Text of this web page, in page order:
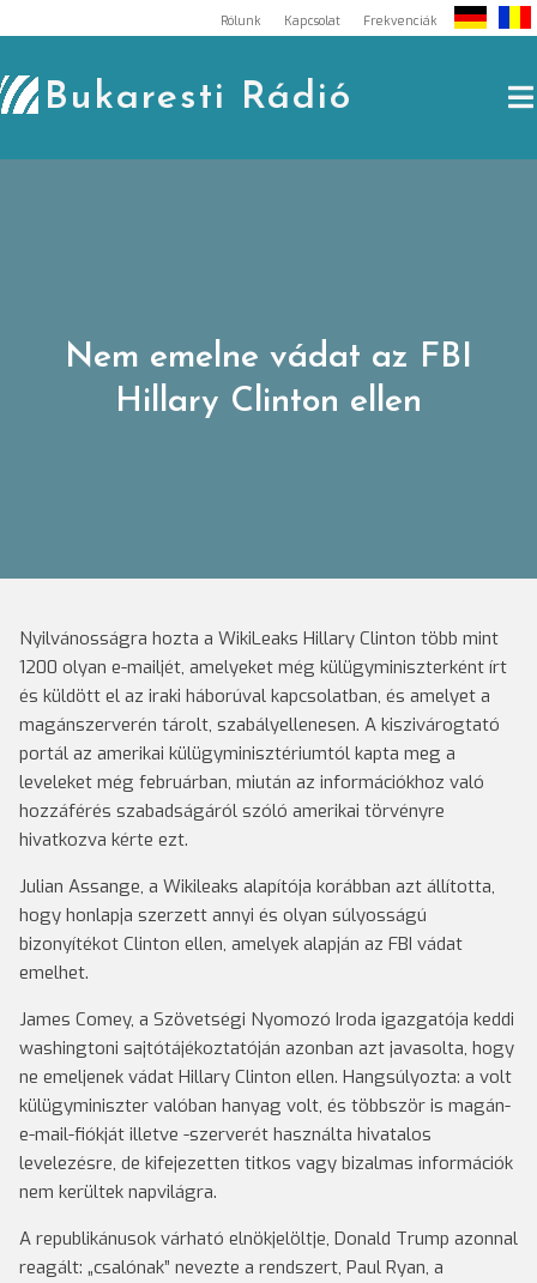
to
content
Rólunk Kapcsolat Frekvenciák
Bukaresti Rádió
Nem emelne vádat az FBI
Hillary Clinton ellen
Nyilvánosságra hozta a WikiLeaks Hillary Clinton több mint
1200 olyan e-mailjét, amelyeket még külügyminiszterként írt
és küldött el az iraki háborúval kapcsolatban, és amelyet a
magánszerverén tárolt, szabályellenesen. A kiszivárogtató
portál az amerikai külügyminisztériumtól kapta meg a
leveleket még februárban, miután az információkhoz való
hozzáférés szabadságáról szóló amerikai törvényre
hivatkozva kérte ezt.
Julian Assange, a Wikileaks alapítója korábban azt állította,
hogy honlapja szerzett annyi és olyan súlyosságú
bizonyítékot Clinton ellen, amelyek alapján az FBI vádat
emelhet.
James Comey, a Szövetségi Nyomozó Iroda igazgatója keddi
washingtoni sajtótájékoztatóján azonban azt javasolta, hogy
ne emeljenek vádat Hillary Clinton ellen. Hangsúlyozta: a volt
külügyminiszter valóban hanyag volt, és többször is magán-
e-mail-fiókját illetve -szerverét használta hivatalos
levelezésre, de kifejezetten titkos vagy bizalmas információk
nem kerültek napvilágra.
A republikánusok várható elnökjelöltje, Donald Trump azonnal
reagált: „csalónak” nevezte a rendszert, Paul Ryan, a